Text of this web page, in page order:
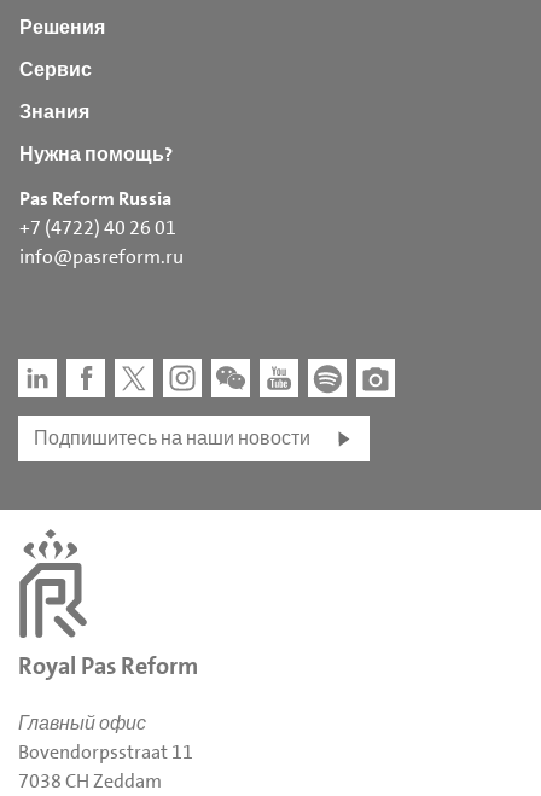
Решения
Сервис
Знания
Нужна помощь?
Pas Reform Russia
+7 (4722) 40 26 01
info@pasreform.ru
Подпишитесь на наши новости
Royal Pas Reform
Главный офис
Bovendorpsstraat 11
7038 CH Zeddam